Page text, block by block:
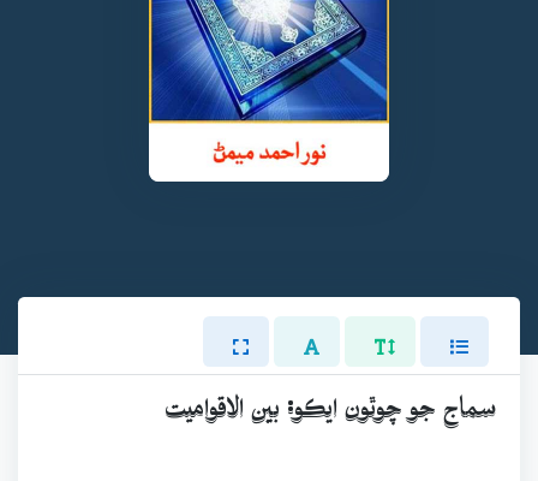
سماج جو چوٿون ايڪو: بين الاقواميت